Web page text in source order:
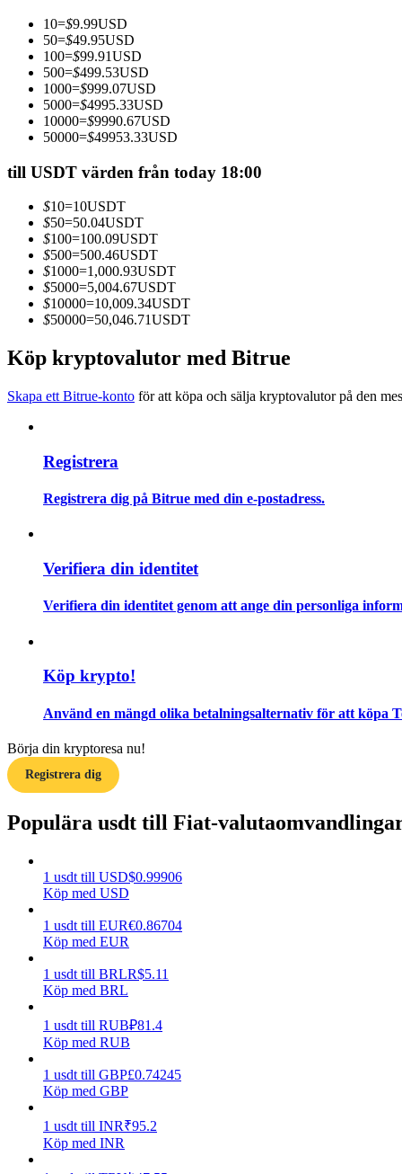
Kopiera Trading
Gå med de bästa handlarna
Information
Handelsstrategier
Lär dig hur du håller dig lönsam
10=$9.99USD
50=$49.95USD
100=$99.91USD
500=$499.53USD
1000=$999.07USD
5000=$4995.33USD
10000=$9990.67USD
50000=$49953.33USD
till USDT värden från today 18:00
$10=10USDT
$50=50.04USDT
$100=100.09USDT
$500=500.46USDT
$1000=1,000.93USDT
$5000=5,004.67USDT
$10000=10,009.34USDT
$50000=50,046.71USDT
Köp kryptovalutor med Bitrue
Skapa ett Bitrue-konto för att köpa och sälja kryptovalutor på den
Registrera
Registrera dig på Bitrue med din e-postadress.
Verifiera din identitet
Verifiera din identitet genom att ange din personliga
Köp krypto!
Använd en mängd olika betalningsalternativ för att köpa
Börja din kryptoresa nu!
Registrera dig
Populära usdt till Fiat-
1 usdt till USD$0.99906
Köp med USD
1 usdt till EUR€0.86704
Köp med EUR
1 usdt till BRLR$5.11
Köp med BRL
1 usdt till RUB₽81.4
Köp med RUB
1 usdt till GBP£0.74245
Köp med GBP
1 usdt till INR₹95.2
Köp med INR